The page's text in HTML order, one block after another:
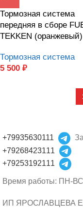
Тормозная система
передняя в сборе
TEKKEN (оранжевый)
Тормозная система
5 500 ₽
+79935630111
+79268423111
+79253192111
Время работы: ПН-
ИП ЯРОСЛАВЦЕВА